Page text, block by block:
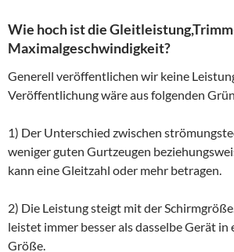
Wie hoch ist die
Maximalgeschwindigkeit?
Generell veröffentlichen wir keine
Veröffentlichung wäre aus folgenden
1) Der Unterschied zwischen
weniger guten Gurtzeugen
kann eine Gleitzahl oder mehr betragen.
2) Die Leistung steigt mit der
leistet immer besser als dasselbe Gerät in
Größe.